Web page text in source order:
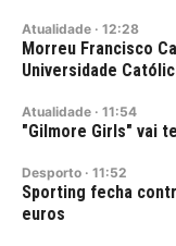
Atualidade · 12:28
Morreu Francisco
Universidade
Atualidade · 11:54
"Gilmore Girls" vai
Desporto · 11:52
Sporting fecha
euros